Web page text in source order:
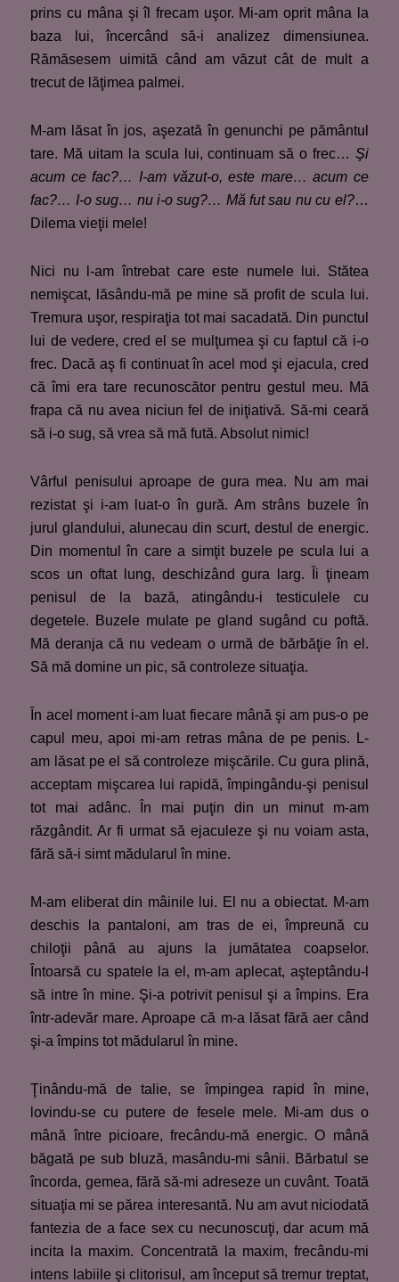
prins cu mâna şi îl frecam uşor. Mi-am oprit mâna la
baza lui, încercând să-i analizez dimensiunea.
Rămăsesem uimită când am văzut cât de mult a
trecut de lăţimea palmei.
M-am lăsat în jos, aşezată în genunchi pe pământul
tare. Mă uitam la scula lui, continuam să o frec… Şi
acum ce fac?… I-am văzut-o, este mare… acum ce
fac?… I-o sug… nu i-o sug?… Mă fut sau nu cu el?…
Dilema vieţii mele!
Nici nu l-am întrebat care este numele lui. Stătea
nemişcat, lăsându-mă pe mine să profit de scula lui.
Tremura uşor, respiraţia tot mai sacadată. Din punctul
lui de vedere, cred el se mulţumea şi cu faptul că i-o
frec. Dacă aş fi continuat în acel mod şi ejacula, cred
că îmi era tare recunoscător pentru gestul meu. Mă
frapa că nu avea niciun fel de iniţiativă. Să-mi ceară
să i-o sug, să vrea să mă fută. Absolut nimic!
Vârful penisului aproape de gura mea. Nu am mai
rezistat şi i-am luat-o în gură. Am strâns buzele în
jurul glandului, alunecau din scurt, destul de energic.
Din momentul în care a simţit buzele pe scula lui a
scos un oftat lung, deschizând gura larg. Îi ţineam
penisul de la bază, atingându-i testiculele cu
degetele. Buzele mulate pe gland sugând cu poftă.
Mă deranja că nu vedeam o urmă de bărbăţie în el.
Să mă domine un pic, să controleze situaţia.
În acel moment i-am luat fiecare mână şi am pus-o pe
capul meu, apoi mi-am retras mâna de pe penis. L-
am lăsat pe el să controleze mişcările. Cu gura plină,
acceptam mişcarea lui rapidă, împingându-şi penisul
tot mai adânc. În mai puţin din un minut m-am
răzgândit. Ar fi urmat să ejaculeze şi nu voiam asta,
fără să-i simt mădularul în mine.
M-am eliberat din mâinile lui. El nu a obiectat. M-am
deschis la pantaloni, am tras de ei, împreună cu
chiloţii până au ajuns la jumătatea coapselor.
Întoarsă cu spatele la el, m-am aplecat, aşteptându-l
să intre în mine. Şi-a potrivit penisul şi a împins. Era
într-adevăr mare. Aproape că m-a lăsat fără aer când
şi-a împins tot mădularul în mine.
Ţinându-mă de talie, se împingea rapid în mine,
lovindu-se cu putere de fesele mele. Mi-am dus o
mână între picioare, frecându-mă energic. O mână
băgată pe sub bluză, masându-mi sânii. Bărbatul se
încorda, gemea, fără să-mi adreseze un cuvânt. Toată
situaţia mi se părea interesantă. Nu am avut niciodată
fantezia de a face sex cu necunoscuţi, dar acum mă
incita la maxim. Concentrată la maxim, frecându-mi
intens labiile şi clitorisul, am început să tremur treptat,